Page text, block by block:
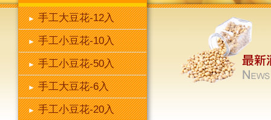
手工大豆花-12入
手工小豆花-10入
手工小豆花-50入
手工大豆花-6入
手工小豆花-20入